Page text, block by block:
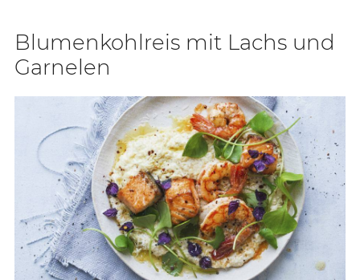
Blu­men­kohl­reis mit Lachs und
Gar­ne­len